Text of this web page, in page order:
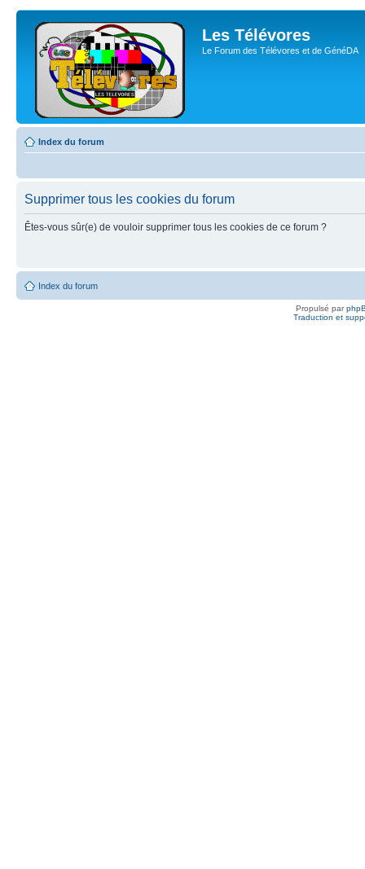
Les Télévores
Le Forum des Télévores et de GénéDA
Index du forum
Supprimer tous les cookies du forum
Êtes-vous sûr(e) de vouloir supprimer tous les cookies de ce forum ?
Index du forum
Propulsé par
Traduction et